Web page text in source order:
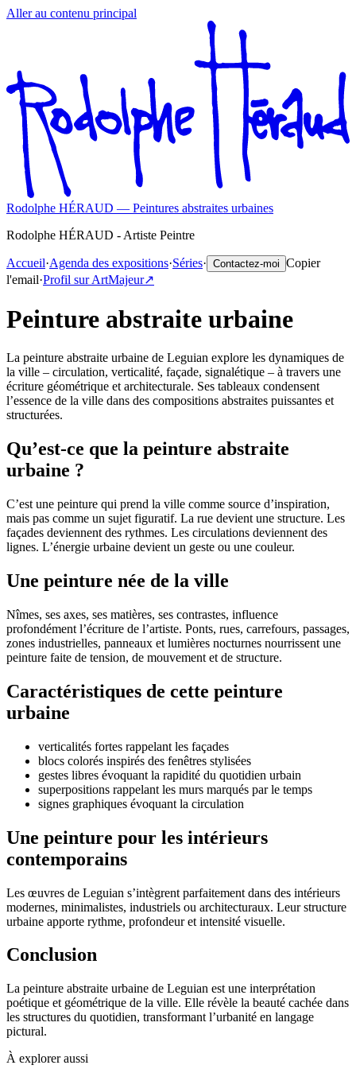
Aller au contenu principal
Rodolphe HÉRAUD — Peintures abstraites urbaines
Rodolphe HÉRAUD - Artiste Peintre
Accueil·Agenda des expositions·Séries· Contactez-moi Copier
l'email·Profil sur ArtMajeur↗️
Peinture abstraite urbaine
La peinture abstraite urbaine de Leguian explore les dynamiques de
la ville – circulation, verticalité, façade, signalétique – à travers une
écriture géométrique et architecturale. Ses tableaux condensent
l’essence de la ville dans des compositions abstraites puissantes et
structurées.
Qu’est-ce que la peinture abstraite
urbaine ?
C’est une peinture qui prend la ville comme source d’inspiration,
mais pas comme un sujet figuratif. La rue devient une structure. Les
façades deviennent des rythmes. Les circulations deviennent des
lignes. L’énergie urbaine devient un geste ou une couleur.
Une peinture née de la ville
Nîmes, ses axes, ses matières, ses contrastes, influence
profondément l’écriture de l’artiste. Ponts, rues, carrefours, passages,
zones industrielles, panneaux et lumières nocturnes nourrissent une
peinture faite de tension, de mouvement et de structure.
Caractéristiques de cette peinture
urbaine
verticalités fortes rappelant les façades
blocs colorés inspirés des fenêtres stylisées
gestes libres évoquant la rapidité du quotidien urbain
superpositions rappelant les murs marqués par le temps
signes graphiques évoquant la circulation
Une peinture pour les intérieurs
contemporains
Les œuvres de Leguian s’intègrent parfaitement dans des intérieurs
modernes, minimalistes, industriels ou architecturaux. Leur structure
urbaine apporte rythme, profondeur et intensité visuelle.
Conclusion
La peinture abstraite urbaine de Leguian est une interprétation
poétique et géométrique de la ville. Elle révèle la beauté cachée dans
les structures du quotidien, transformant l’urbanité en langage
pictural.
À explorer aussi